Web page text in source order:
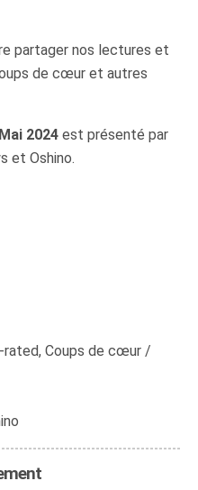
partager nos lectures et
de cœur et autres
2024 est présenté par
et Oshino.
rated, Coups de cœur /